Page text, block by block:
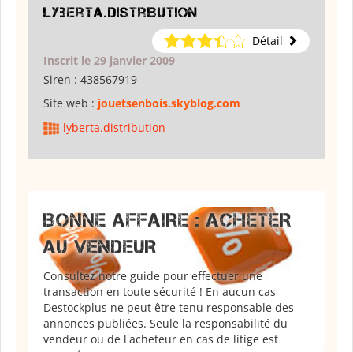
lyberta.distribution
Détail
Inscrit le 29 janvier 2009
Siren : 438567919
Site web : jouetsenbois.skyblog.com
lyberta.distribution
BONNE AFFAIRE : ACHETER
AU VENDEUR
Consultez notre guide pour effectuer une
transaction en toute sécurité ! En aucun cas
Destockplus ne peut être tenu responsable des
annonces publiées. Seule la responsabilité du
vendeur ou de l'acheteur en cas de litige est